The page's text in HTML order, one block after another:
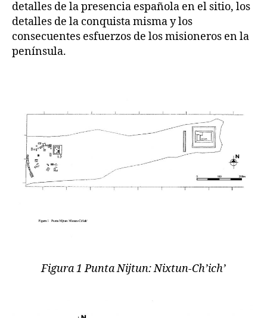
detalles de la presencia española en el sitio, los
detalles de la conquista misma y los
consecuentes esfuerzos de los misioneros en la
península.
Figura 1 Punta Nijtun: Nixtun-Ch’ich’